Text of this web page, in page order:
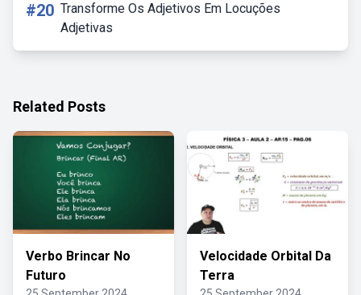
#20 Transforme Os Adjetivos Em Locuções
Adjetivas
Related Posts
Verbo Brincar No
Futuro
Velocidade Orbital Da
Terra